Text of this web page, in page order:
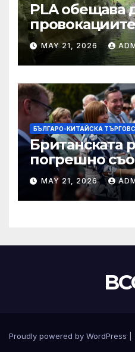
PLA обещава
MAY 21, 2026
БЪЛГАРО-КИТАЙСКА
Британската
погрешно
смъртта на
MAY 21, 2026
Proudly powered by WordPress